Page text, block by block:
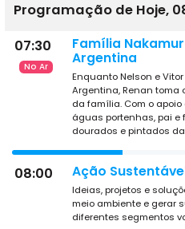
Programação de Hoje,
07:30
No Ar
Família
Argentina
Enquanto Nelson e
Argentina, Renan toma
da família. Com o
águas portenhas, pai e
dourados e pintados
08:00 Ação
Ideias, projetos e
meio ambiente e gerar
diferentes segmentos